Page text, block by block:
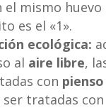
el mismo huevo
es el «1».
ecológica:
al aire libre,
con
ser tratadas